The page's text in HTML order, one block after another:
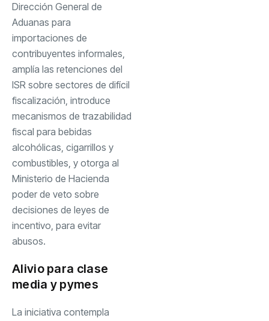
Dirección General de
Aduanas para
importaciones de
contribuyentes informales,
amplía las retenciones del
ISR sobre sectores de difícil
fiscalización, introduce
mecanismos de trazabilidad
fiscal para bebidas
alcohólicas, cigarrillos y
combustibles, y otorga al
Ministerio de Hacienda
poder de veto sobre
decisiones de leyes de
incentivo, para evitar
abusos.
Alivio para clase
media y pymes
La iniciativa contempla